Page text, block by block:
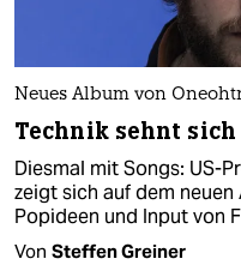
Neues Album von
Technik sehnt
Diesmal mit Songs: US-
zeigt sich auf dem
Popideen und Input von
Von Steffen Greiner